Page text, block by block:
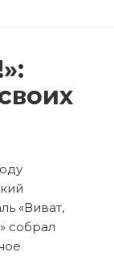
«Виват,
собрал